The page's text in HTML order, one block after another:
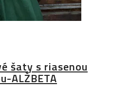
šaty s riasenou
ALŽBETA